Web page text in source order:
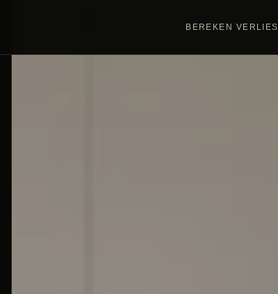
BEREKEN VERLIES